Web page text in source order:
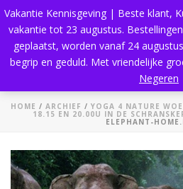
http://bring-the-
HOME / ARCHIEF / YOGA 4 NATURE
18.15 EN 20.00U IN DE
ELEPHANT-
Vakantie Kennisgeving | Beste klant,
vakantie tot 23 augustus.
geplaatst, worden vanaf 24
begrip en geduld. Met vriendelijke
Negeren